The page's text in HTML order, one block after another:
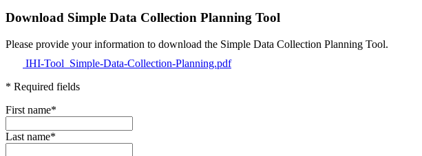
Download Simple Data Collection Planning Tool
Please provide your information to download the Simple
IHI-Tool_Simple-Data-Collection-Planning.pdf
* Required fields
First name*
Last name*